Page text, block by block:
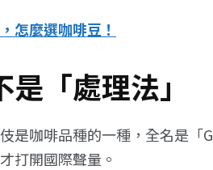
怎麼選咖啡豆！
「處理法」
咖啡品種的一種，全名是
打開國際聲量。